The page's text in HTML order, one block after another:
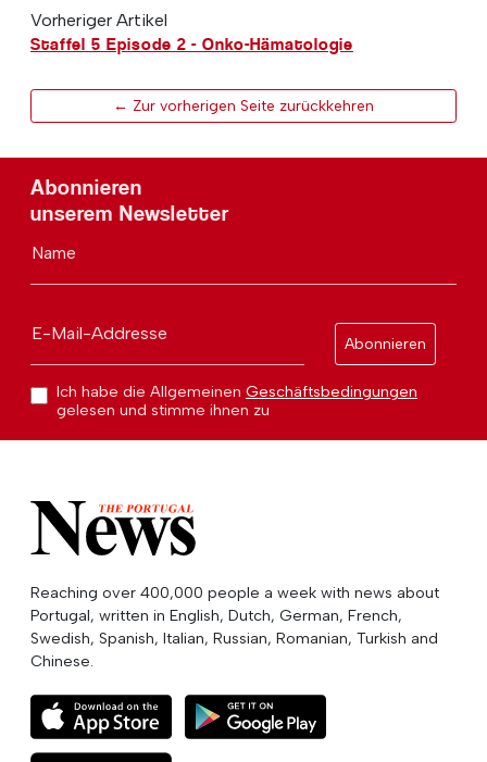
Vorheriger Artikel
Staffel 5 Episode 2 - Onko-Hämatologie
← Zur vorherigen Seite zurückkehren
Abonnieren
unserem Newsletter
Name
E-Mail-Addresse
Abonnieren
Ich habe die Allgemeinen Geschäftsbedingungen
gelesen und stimme ihnen zu
Reaching over 400,000 people a week with news about
Portugal, written in English, Dutch, German, French,
Swedish, Spanish, Italian, Russian, Romanian, Turkish and
Chinese.